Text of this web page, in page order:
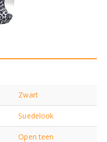
Zwart
Suedelook
Open teen